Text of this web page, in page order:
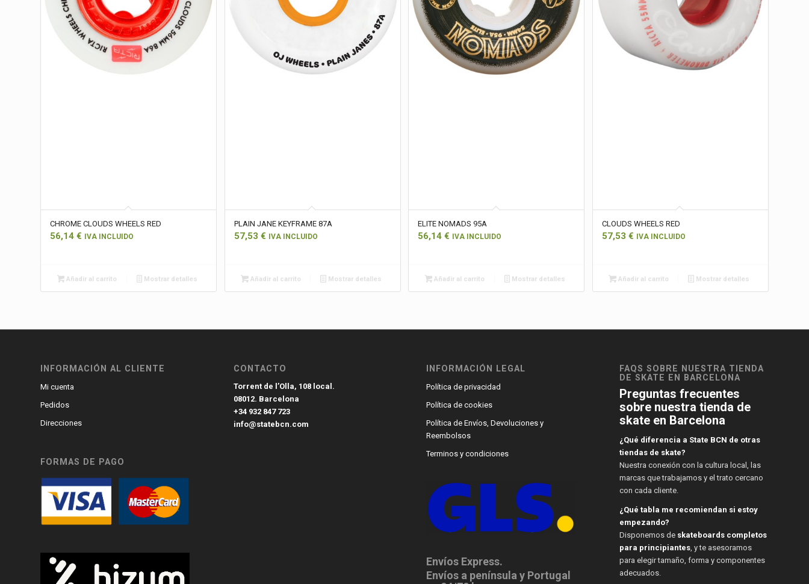
CHROME CLOUDS WHEELS RED
56,14 € IVA INCLUIDO
Añadir al carrito Mostrar detalles
PLAIN JANE KEYFRAME 87A
57,53 € IVA INCLUIDO
Añadir al carrito Mostrar detalles
ELITE NOMADS 95A
56,14€ IVA INCLUIDO
Añadir al carrito Mostrar detalles
CLOUDS WHEELS RED
57,53 € IVA INCLUIDO
Añadir al carrito Mostrar detalles
INFORMACIÓN AL CLIENTE
Mi cuenta
Pedidos
Direcciones
FORMAS DE PAGO
CONTACTO
Torrent de l’Olla, 108 local.
08012. Barcelona
+34 932 847 723
info@statebcn.com
INFORMACIÓN LEGAL
Política de privacidad
Política de cookies
Política de Envíos, Devoluciones y
Reembolsos
Terminos y condiciones
Envíos Express.
Envíos a península y Portugal
FAQS SOBRE NUESTRA TIENDA
DE SKATE EN BARCELONA
Preguntas frecuentes
sobre nuestra tienda de
skate en Barcelona
¿Qué diferencia a State BCN de otras
tiendas de skate?
Nuestra conexión con la cultura local, las
marcas que trabajamos y el trato cercano
con cada cliente.
¿Qué tabla me recomiendan si estoy
empezando?
Disponemos de skateboards completos
para principiantes, y te asesoramos
para elegir tamaño, forma y componentes
adecuados.